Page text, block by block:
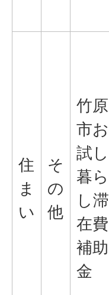
住
ま
い
そ
の
他
竹原
市お
試し
暮ら
し滞
在費
補助
金